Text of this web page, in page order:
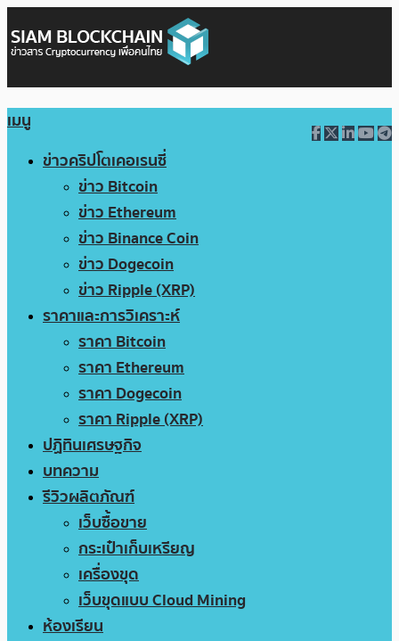
เมนู
ข่าวคริปโตเคอเรนซี่
ข่าว Bitcoin
ข่าว Ethereum
ข่าว Binance Coin
ข่าว Dogecoin
ข่าว Ripple (XRP)
ราคาและการวิเคราะห์
ราคา Bitcoin
ราคา Ethereum
ราคา Dogecoin
ราคา Ripple (XRP)
ปฏิทินเศรษฐกิจ
บทความ
รีวิวผลิตภัณฑ์
เว็บซื้อขาย
กระเป๋าเก็บเหรียญ
เครื่องขุด
เว็บขุดแบบ Cloud Mining
ห้องเรียน